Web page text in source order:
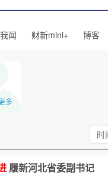
闻 财新mini+ 博客
多
时
履新河北省委副书记